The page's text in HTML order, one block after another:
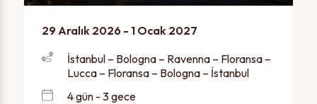
29 Aralık 2026 - 1 Ocak 2027
İstanbul – Bologna – Ravenna – Floransa –
Lucca – Floransa – Bologna – İstanbul
4 gün - 3 gece